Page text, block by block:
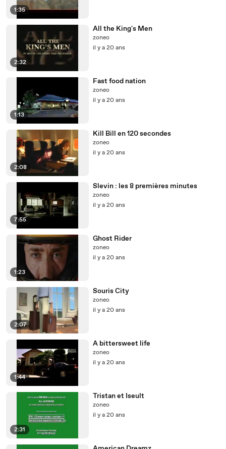
1:35
2:32
All the King's Men
zoneo
il y a 20 ans
1:13
Fast food nation
zoneo
il y a 20 ans
2:08
Kill Bill en 120 secondes
zoneo
il y a 20 ans
7:55
Slevin : les 8 premières minutes
zoneo
il y a 20 ans
1:23
Ghost Rider
zoneo
il y a 20 ans
2:07
Souris City
zoneo
il y a 20 ans
1:44
A bittersweet life
zoneo
il y a 20 ans
2:31
Tristan et Iseult
zoneo
il y a 20 ans